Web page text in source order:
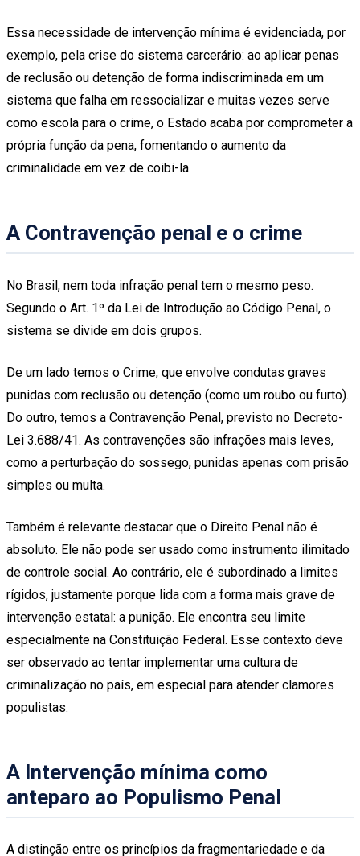
Essa necessidade de intervenção mínima é evidenciada, por
exemplo, pela crise do sistema carcerário: ao aplicar penas
de reclusão ou detenção de forma indiscriminada em um
sistema que falha em ressocializar e muitas vezes serve
como escola para o crime, o Estado acaba por comprometer a
própria função da pena, fomentando o aumento da
criminalidade em vez de coibi-la.
A Contravenção penal e o crime
No Brasil, nem toda infração penal tem o mesmo peso.
Segundo o Art. 1º da Lei de Introdução ao Código Penal, o
sistema se divide em dois grupos.
De um lado temos o Crime, que envolve condutas graves
punidas com reclusão ou detenção (como um roubo ou furto).
Do outro, temos a Contravenção Penal, previsto no Decreto-
Lei 3.688/41. As contravenções são infrações mais leves,
como a perturbação do sossego, punidas apenas com prisão
simples ou multa.
Também é relevante destacar que o Direito Penal não é
absoluto. Ele não pode ser usado como instrumento ilimitado
de controle social. Ao contrário, ele é subordinado a limites
rígidos, justamente porque lida com a forma mais grave de
intervenção estatal: a punição. Ele encontra seu limite
especialmente na Constituição Federal. Esse contexto deve
ser observado ao tentar implementar uma cultura de
criminalização no país, em especial para atender clamores
populistas.
A Intervenção mínima como
anteparo ao Populismo Penal
A distinção entre os princípios da fragmentariedade e da